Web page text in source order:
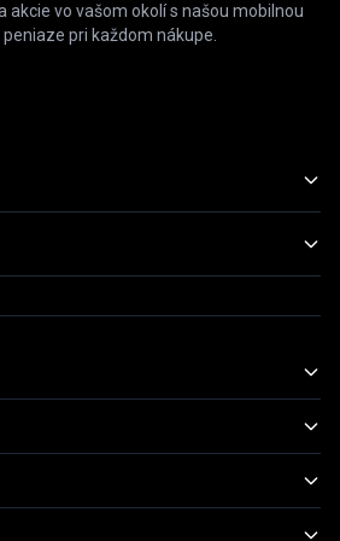
akcie vo vašom okolí s našou mobilnou
pri každom nákupe.
údajov